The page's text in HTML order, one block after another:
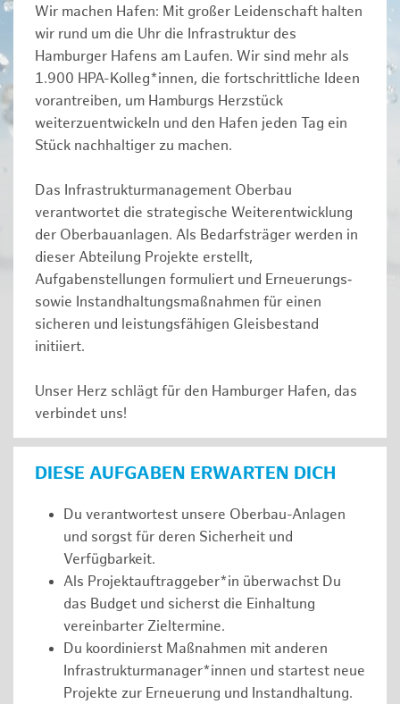
Wir machen Hafen: Mit großer Leidenschaft halten
wir rund um die Uhr die Infrastruktur des
Hamburger Hafens am Laufen. Wir sind mehr als
1.900 HPA-Kolleg*innen, die fortschrittliche Ideen
vorantreiben, um Hamburgs Herzstück
weiterzuentwickeln und den Hafen jeden Tag ein
Stück nachhaltiger zu machen.
Das Infrastrukturmanagement Oberbau
verantwortet die strategische Weiterentwicklung
der Oberbauanlagen. Als Bedarfsträger werden in
dieser Abteilung Projekte erstellt,
Aufgabenstellungen formuliert und Erneuerungs‑
sowie Instandhaltungsmaßnahmen für einen
sicheren und leistungsfähigen Gleisbestand
initiiert.
Unser Herz schlägt für den Hamburger Hafen, das
verbindet uns!
DIESE AUFGABEN ERWARTEN DICH
Du verantwortest unsere Oberbau-Anlagen
und sorgst für deren Sicherheit und
Verfügbarkeit.
Als Projektauftraggeber*in überwachst Du
das Budget und sicherst die Einhaltung
vereinbarter Zieltermine.
Du koordinierst Maßnahmen mit anderen
Infrastrukturmanager*innen und startest neue
Projekte zur Erneuerung und Instandhaltung.